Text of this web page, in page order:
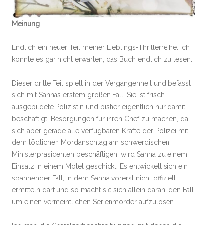
Meinung
Endlich ein neuer Teil meiner Lieblings-Thrillerreihe. Ich
konnte es gar nicht erwarten, das Buch endlich zu lesen.
Dieser dritte Teil spielt in der Vergangenheit und befasst
sich mit Sannas erstem großen Fall: Sie ist frisch
ausgebildete Polizistin und bisher eigentlich nur damit
beschäftigt, Besorgungen für ihren Chef zu machen, da
sich aber gerade alle verfügbaren Kräfte der Polizei mit
dem tödlichen Mordanschlag am schwerdischen
Ministerpräsidenten beschäftigen, wird Sanna zu einem
Einsatz in einem Motel geschickt. Es entwickelt sich ein
spannender Fall, in dem Sanna vorerst nicht offiziell
ermitteln darf und so macht sie sich allein daran, den Fall
um einen vermeintlichen Serienmörder aufzulösen.